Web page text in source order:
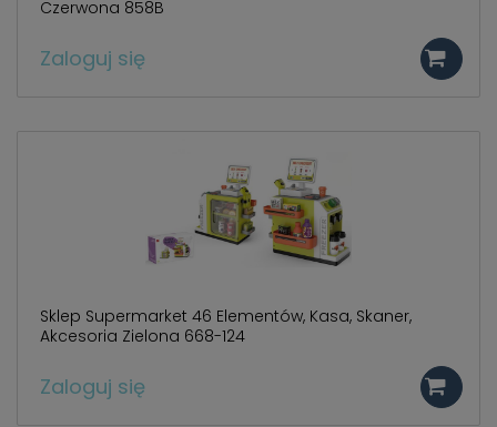
Czerwona 858B
Zaloguj się
Sklep Supermarket 46 Elementów, Kasa, Skaner,
Akcesoria Zielona 668-124
Zaloguj się